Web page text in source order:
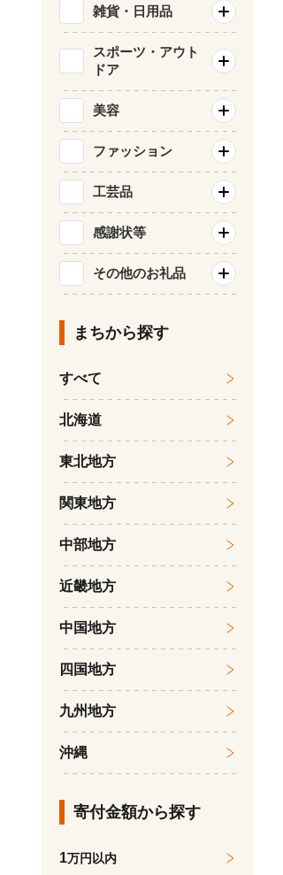
雑貨・日用品
スポーツ・アウト
ドア
美容
ファッション
工芸品
感謝状等
その他のお礼品
まちから探す
すべて
北海道
東北地方
関東地方
中部地方
近畿地方
中国地方
四国地方
九州地方
沖縄
寄付金額から探す
1万円以内